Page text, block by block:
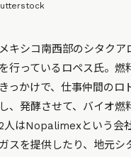
キシコ南西部のシタクア
行っているロペス氏。燃
っかけで、仕事仲間のロ
、発酵させて、バイオ燃
人はNopalimexという会
スを提供したり、地元シ